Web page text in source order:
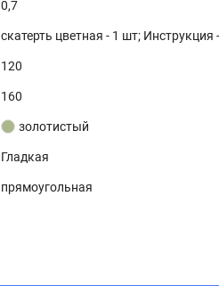
0,7
скатерть цветная - 1 шт; Инструкция
120
160
золотистый
Гладкая
прямоугольная